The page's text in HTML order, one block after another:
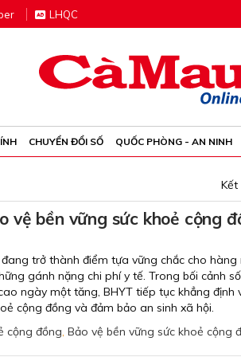
LHQC
CHUYỂN ĐỔI SỐ QUỐC PHÒNG - AN NINH
Kết
vệ bền vững sức khoẻ cộng
trở thành điểm tựa vững chắc cho
gánh nặng chi phí y tế. Trong bối cảnh
ngày một tăng, BHYT tiếp tục khẳng
cộng đồng và đảm bảo an sinh xã hội.
cộng đồng, Bảo vệ bền vững sức khoẻ cộng